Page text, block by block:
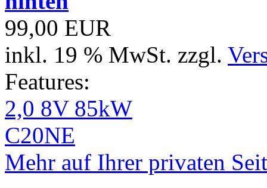
99,00 EUR
inkl. 19 % MwSt. zzgl.
Features:
2,0 8V 85kW
C20NE
Mehr auf Ihrer privaten